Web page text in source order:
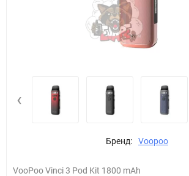
‹
Бренд: Voopoo
VooPoo Vinci 3 Pod Kit 1800 mAh